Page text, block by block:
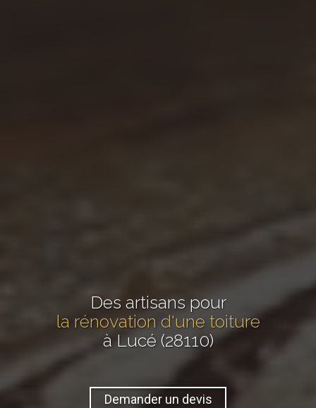
Des artisans pour
la rénovation d'une toiture
à Lucé (28110)
Demander un devis